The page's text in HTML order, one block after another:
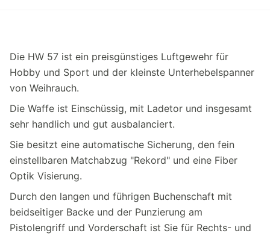
Die HW 57 ist ein preisgünstiges Luftgewehr für
Hobby und Sport und der kleinste Unterhebelspanner
von Weihrauch.
Die Waffe ist Einschüssig, mit Ladetor und insgesamt
sehr handlich und gut ausbalanciert.
Sie besitzt eine automatische Sicherung, den fein
einstellbaren Matchabzug "Rekord" und eine Fiber
Optik Visierung.
Durch den langen und führigen Buchenschaft mit
beidseitiger Backe und der Punzierung am
Pistolengriff und Vorderschaft ist Sie für Rechts- und